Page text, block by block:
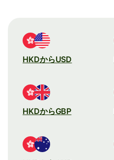
HKDからUSD
HKDからGBP